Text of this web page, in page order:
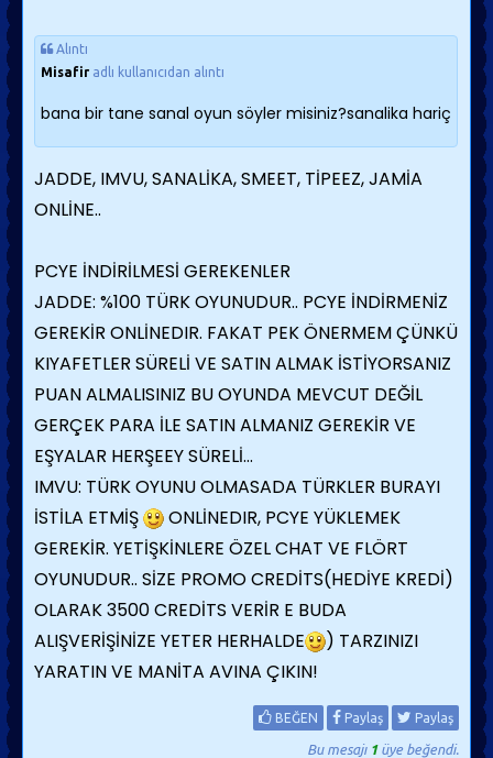
Alıntı
Misafir adlı kullanıcıdan alıntı
bana bir tane sanal oyun söyler misiniz?sanalika hariç
JADDE, IMVU, SANALİKA, SMEET, TİPEEZ, JAMİA
ONLİNE..
PCYE İNDİRİLMESİ GEREKENLER
JADDE: %100 TÜRK OYUNUDUR.. PCYE İNDİRMENİZ
GEREKİR ONLİNEDIR. FAKAT PEK ÖNERMEM ÇÜNKÜ
KIYAFETLER SÜRELİ VE SATIN ALMAK İSTİYORSANIZ
PUAN ALMALISINIZ BU OYUNDA MEVCUT DEĞİL
GERÇEK PARA İLE SATIN ALMANIZ GEREKİR VE
EŞYALAR HERŞEEY SÜRELİ...
IMVU: TÜRK OYUNU OLMASADA TÜRKLER BURAYI
İSTİLA ETMİŞ
ONLİNEDIR, PCYE YÜKLEMEK
GEREKİR. YETİŞKİNLERE ÖZEL CHAT VE FLÖRT
OYUNUDUR.. SİZE PROMO CREDİTS(HEDİYE KREDİ)
OLARAK 3500 CREDİTS VERİR E BUDA
ALIŞVERİŞİNİZE YETER HERHALDE
) TARZINIZI
YARATIN VE MANİTA AVINA ÇIKIN!
BEĞEN Paylaş Paylaş
Bu mesajı 1üye beğendi.